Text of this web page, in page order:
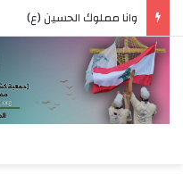
وانا مملوك الحسين (ع)